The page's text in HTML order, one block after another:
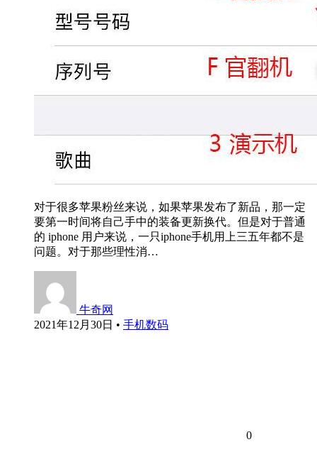
对于很多苹果粉丝来说，如果苹果发布了新品，那一定
要第一时间将自己手中的装备更新换代。但是对于普通
的 iphone 用户来说，一只iphone手机用上三五年都不是
问题。对于那些理性消…
牛奇网
2021年12月30日 • 手机数码
0